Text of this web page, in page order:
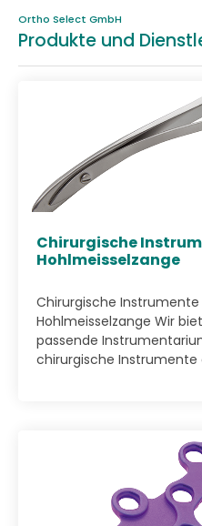
Ortho Select GmbH
Produkte und
Chirurgische
Hohlmeisselzange
Chirurgische
Hohlmeisselzange Wir
passende
chirurgische Instrumente